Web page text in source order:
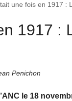
une fois en 1917 :
1917 :
Penichon
le 18